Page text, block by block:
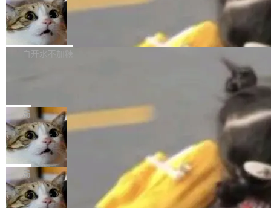
SS 圆角虚线样式中可能存在的问题 如果表单中
的图像元素不在同一个子树中，则它们将不再关
联 加...
通过拉取过去一年内（从 PG 18 Beta1 时间点
至今）的所有 commit，同样交由 AI 分析提炼。
经过人工复核，准确度令人满意。这一方法也为
社区爱好者提供了高效跟踪新版本的思路。
和休闲娱乐竞争时间。" 这是 libexpat 维护者 S
ebastian Pipping 写在博客里的话。8 月 4 日，
他宣布了一个新消息：从 2026 年 8 月 1 日起，
他可以全职维护 libexpat 了，最长 6 个月。发
库之一。你的操作系统、浏览器、无数的基础设
施软件，很可能都在用它。而过去十年，维护它
的人一直在用业余...
Firefox 153.0.3 发布
Firefox 153.0.3 现已发布，具体更新内容如
下： New Smart Window 包含多项增强功能：
gi?id=2019042">Bug&nbsp;2019042</a>）</l
i> <li>现在，助手可以直接使用 Exa 的网络搜索
结果回答问题，而无需将问题转交给搜索引擎。
（<a href="https://bugzilla.mozilla.org/show_
bug.cgi?id=204...
白开水不加糖
的 npm 包。项目的核心论点是：容器不适合 Ag
ent 计算。真正适合的，是 Isolate。 Cloudflare
工程师在这件事上没什么可谦虚的——他们用 W
orkers 跑了十年 Isolate。用 CEO Matthew Pri
nce 的话说：「我们一生都在用 Isolate 运行代
码，而 AI Agent 不需要容器，它们需要的是 Iso
late。」 容器为什么不合适 容器的问题在于启动
局
OpenAI 公开邮件和聊天记录回应苹果
诉讼，称“Apple is getting this wron
g”
上个月，苹果一纸诉状把 OpenAI 告上法庭，指
控其挖角苹果前员工并窃取商业秘密。苹果的诉
状把 OpenAI 描述成一个系统性地从前东家挖
人、套取机密信息的对手。 OpenAI 没发律师
局
HUAWEI MatePad Edge上架WorkBu